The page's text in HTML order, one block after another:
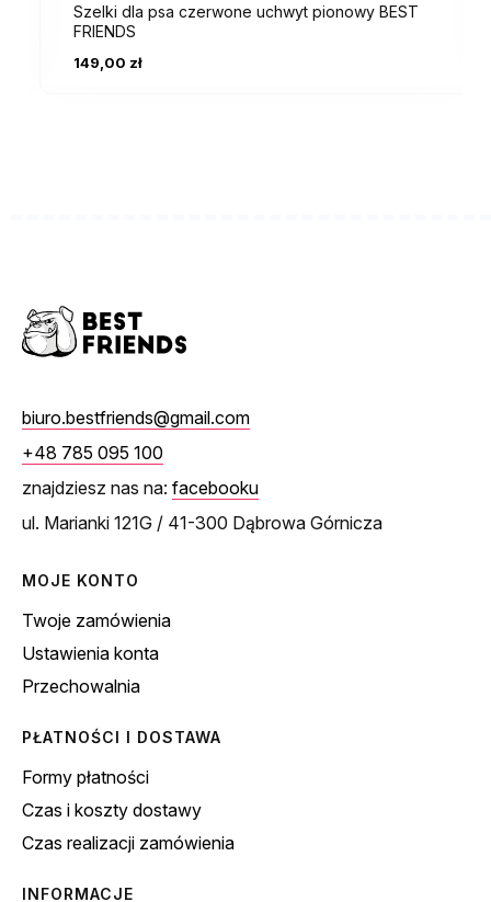
Szelki dla psa czerwone uchwyt pionowy BEST
FRIENDS
149,00 zł
biuro.bestfriends@gmail.com
+48 785 095 100
znajdziesz nas na: facebooku
ul. Marianki 121G / 41-300 Dąbrowa Górnicza
MOJE KONTO
Twoje zamówienia
Ustawienia konta
Przechowalnia
PŁATNOŚCI I DOSTAWA
Formy płatności
Czas i koszty dostawy
Czas realizacji zamówienia
INFORMACJE